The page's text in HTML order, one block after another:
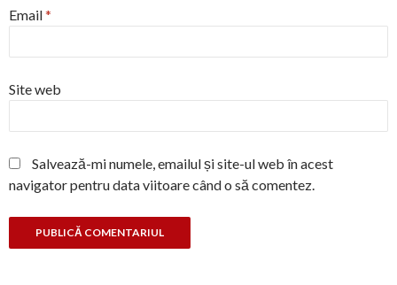
Email*
Site web
Salvează-mi numele, emailul și site-ul web în acest
navigator pentru data viitoare când o să comentez.